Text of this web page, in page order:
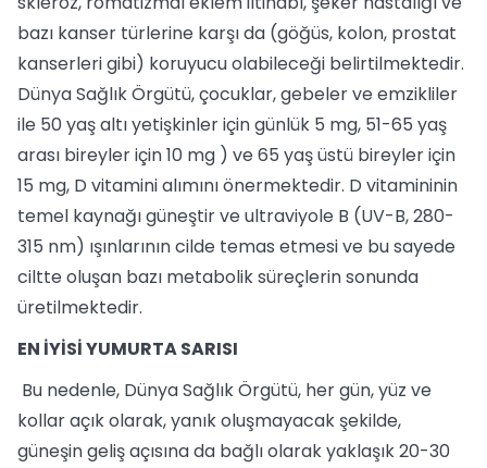
bazı kanser türlerine karşı da (göğüs, kolon, prostat
kanserleri gibi) koruyucu olabileceği belirtilmektedir.
Dünya Sağlık Örgütü, çocuklar, gebeler ve emzikliler
ile 50 yaş altı yetişkinler için günlük 5 mg, 51-65 yaş
arası bireyler için 10 mg ) ve 65 yaş üstü bireyler için
15 mg, D vitamini alımını önermektedir. D vitamininin
temel kaynağı güneştir ve ultraviyole B (UV-B, 280-
315 nm) ışınlarının cilde temas etmesi ve bu sayede
ciltte oluşan bazı metabolik süreçlerin sonunda
üretilmektedir.
EN İYİSİ YUMURTA SARISI
Bu nedenle, Dünya Sağlık Örgütü, her gün, yüz ve
kollar açık olarak, yanık oluşmayacak şekilde,
güneşin geliş açısına da bağlı olarak yaklaşık 20-30